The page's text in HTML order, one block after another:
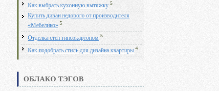
Как выбрать кухонную вытяжку 5
Купить диван недорого от производителя
«Мебелико» 5
Отделка стен гипсокартоном 5
Как подобрать стиль для дизайна квартиры 4
ОБЛАКО ТЭГОВ